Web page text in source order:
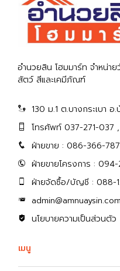
อำนวยสิน โฮมมาร์ท จำหน่า
สัตว์ สีและเคมีภัณฑ์
130 ม.1 ต.บางกระเบา
โทรศัพท์ 037-271-037
ฝ่ายขาย : 086-366-
ฝ่ายขายโครงการ :
ฝ่ายจัดซื้อ/บัญชี : 088-
admin@amnuaysin.com
นโยบายความเป็นส่วนตัว
เมนู